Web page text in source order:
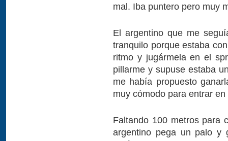
mal. Iba puntero pero muy
El argentino que me
tranquilo porque estaba
ritmo y jugármela en el
pillarme y supuse estaba
me había propuesto
muy cómodo para entrar
Faltando 100 metros para
argentino pega un palo y